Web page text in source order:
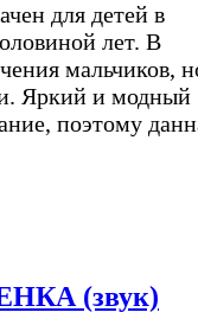
для детей в
лет. В
мальчиков,
Яркий и модный
поэтому
(звук)